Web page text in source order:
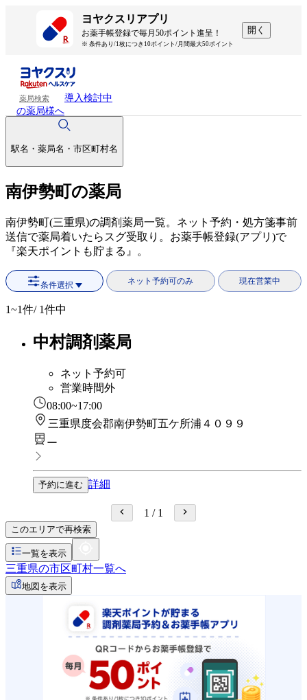
ヨヤクスリアプリ
お薬手帳登録で毎月50ポイント進呈！
※ 条件あり/1枚につき10ポイント/月間最大50ポイント
開く
薬局検索
導入検討中
の薬局様へ
駅名・薬局名・市区町村名
南伊勢町の薬局
南伊勢町(三重県)の調剤薬局一覧。ネット予約・処方箋事前
送信で薬局着いたらスグ受取り。お薬手帳登録(アプリ)で
『楽天ポイントも貯まる』。
条件選択 ネット予約可のみ 現在営業中
1~1件/ 1件中
中村調剤薬局
ネット予約可
営業時間外
08:00~17:00
三重県度会郡南伊勢町五ケ所浦４０９９
ー
予約に進む 詳細
1 / 1
このエリアで再検索
一覧を表示
三重県の市区町村一覧へ
地図を表示